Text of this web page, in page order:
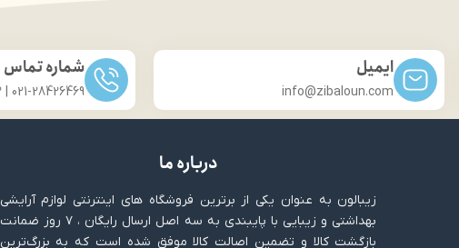
ایمیل
info@zibaloun.com
شماره تماس
021-28426469 | 031-33686592
درباره ما
زیبالون به عنوان یکی از برترین فروشگاه های اینترنتی لوازم آرایشی
بهداشتی و زیبایی با پایبندی به سه اصل ارسال رایگان ، ۷ روز ضمانت
بازگشت کالا و تضمین اصالت کالا موفق شده است که به بزرگ‌ترین